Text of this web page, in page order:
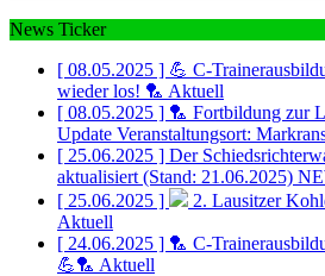
News Ticker
[ 08.05.2025 ] 💪 C-
wieder los! 🏸 Aktuell
[ 08.05.2025 ] 🏸 Fortbildung zur
Update Veranstaltungsort:
[ 25.06.2025 ] Der
aktualisiert (Stand: 21.06.2025)
[ 25.06.2025 ]
2. Lausitzer
Aktuell
[ 24.06.2025 ] 🏸 C-
💪🏸 Aktuell